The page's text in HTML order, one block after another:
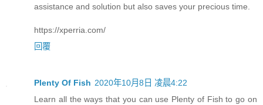
assistance and solution but also saves your precious time.
https://xperria.com/
回覆
Plenty Of Fish 2020年10月8日 凌晨4:22
Learn all the ways that you can use Plenty of Fish to go on